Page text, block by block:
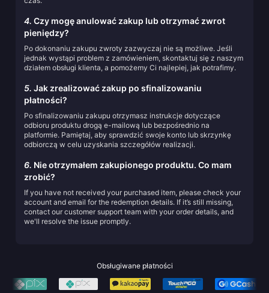
4. Czy mogę anulować zakup lub otrzymać zwrot
pieniędzy?
Po dokonaniu zakupu zwroty zazwyczaj nie są możliwe. Jeśli
jednak wystąpi problem z zamówieniem, skontaktuj się z naszym
działem obsługi klienta, a pomożemy Ci najlepiej, jak potrafimy.
5. Jak zrealizować zakup po sfinalizowaniu
płatności?
Po sfinalizowaniu zakupu otrzymasz instrukcje dotyczące
odbioru produktu drogą e-mailową lub bezpośrednio na
platformie. Pamiętaj, aby sprawdzić swoje konto lub skrzynkę
odbiorczą w celu uzyskania szczegółów realizacji.
6. Nie otrzymałem zakupionego produktu. Co mam
zrobić?
If you have not received your purchased item, please check your
account and email for the redemption details. If it’s still missing,
contact our customer support team with your order details, and
we'll resolve the issue promptly.
Obsługiwane płatności